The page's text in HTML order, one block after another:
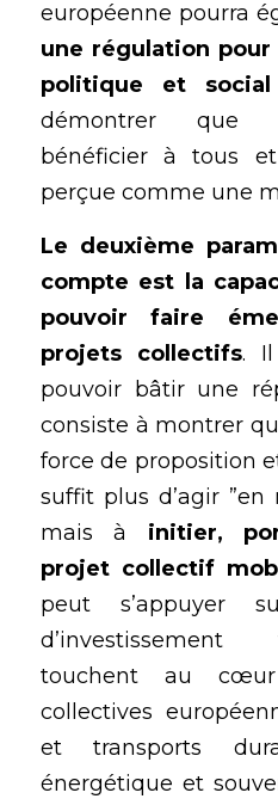
une régulation
politique et
démontrer que
bénéficier à tous
perçue comme une
Le deuxième
compte est la
pouvoir faire
projets collectifs. Il
pouvoir bâtir une
consiste à montrer
force de proposition
suffit plus d’agir ”en
mais à initier,
projet collectif
peut s’appuyer
touchent au cœur
collectives
et transports
énergétique et